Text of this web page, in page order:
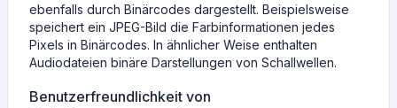
ebenfalls durch Binärcodes dargestellt. Beispielsweise
speichert ein JPEG-Bild die Farbinformationen jedes
Pixels in Binärcodes. In ähnlicher Weise enthalten
Audiodateien binäre Darstellungen von Schallwellen.
Benutzerfreundlichkeit von